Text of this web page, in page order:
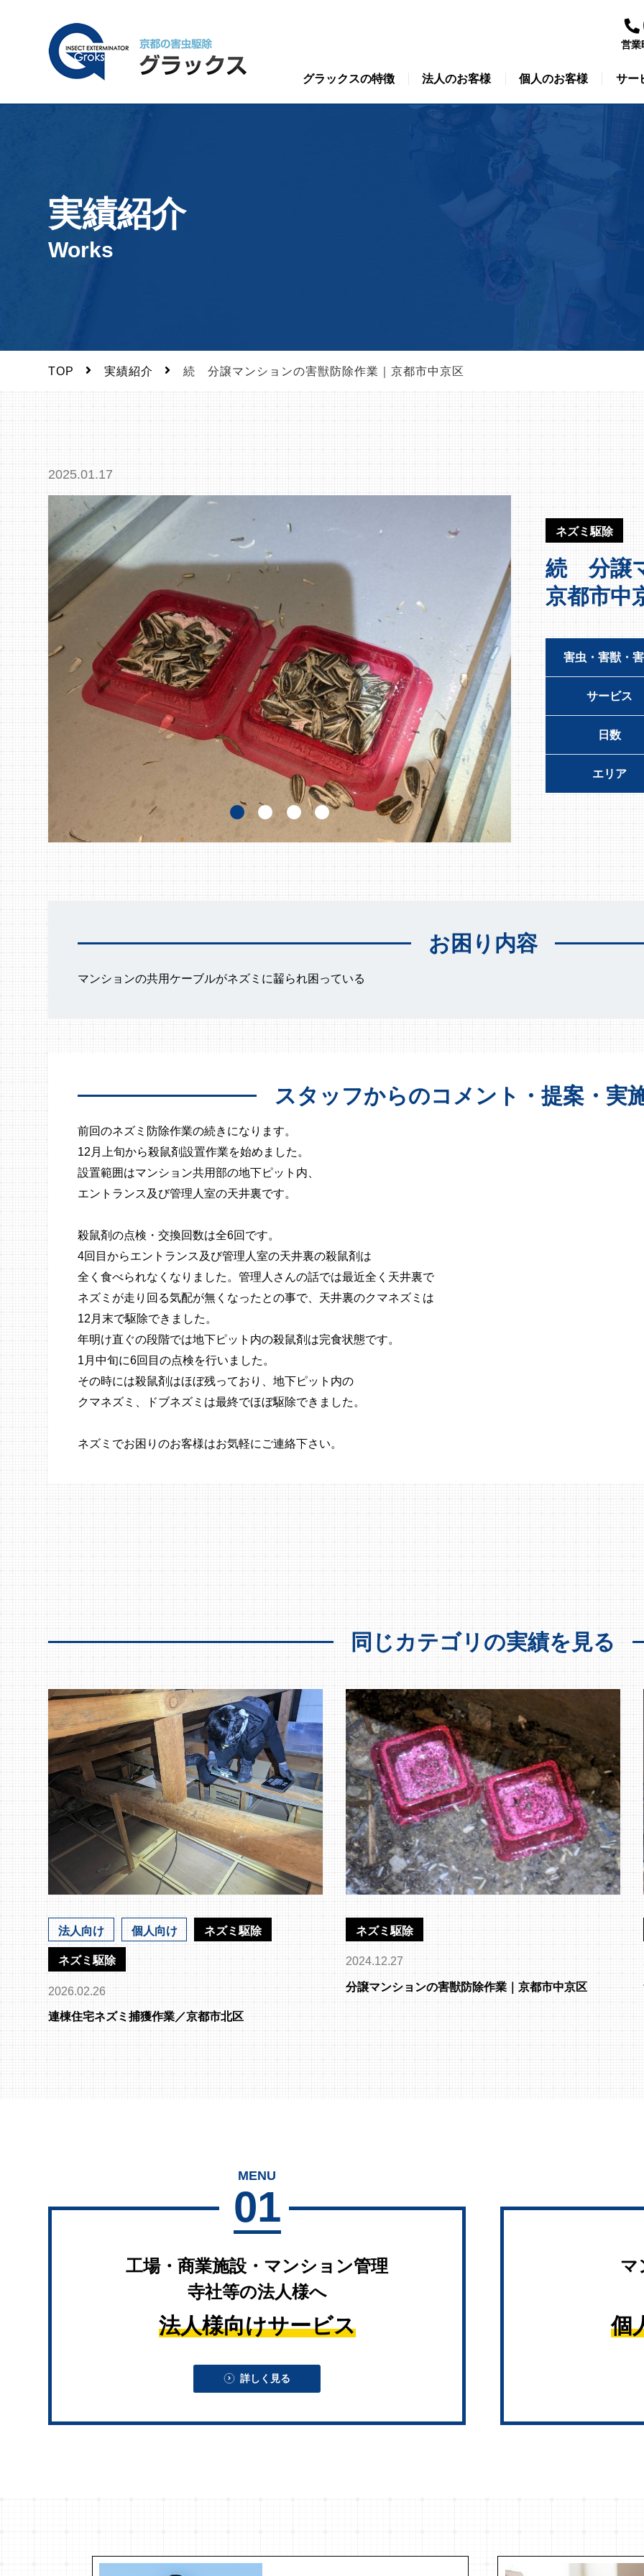
グラックスの特徴 法人のお客様 個人のお客様 サー
営業
実績紹介
Works
TOP 実績紹介 続 分譲マンションの害獣防除作業｜京都市中京区
2025.01.17
ネズミ駆除
続 分譲
京都市中
害虫・害獣・
サービス
日数
エリア
お困り内容
マンションの共用ケーブルがネズミに齧られ困っている
スタッフからのコメント・提案・ 実
前回のネズミ防除作業の続きになります。
12月上旬から殺鼠剤設置作業を始めました。
設置範囲はマンション共用部の地下ピット内、
エントランス及び管理人室の天井裏です。
殺鼠剤の点検・交換回数は全6回です。
4回目からエントランス及び管理人室の天井裏の殺鼠剤は
全く食べられなくなりました。管理人さんの話では最近全く天井裏で
ネズミが走り回る気配が無くなったとの事で、天井裏のクマネズミは
12月末で駆除できました。
年明け直ぐの段階では地下ピット内の殺鼠剤は完食状態です。
1月中旬に6回目の点検を行いました。
その時には殺鼠剤はほぼ残っており、地下ピット内の
クマネズミ、ドブネズミは最終でほぼ駆除できました。
ネズミでお困りのお客様はお気軽にご連絡下さい。
同じカテゴリの実績を見る
法人向け 個人向け ネズミ駆除
ネズミ駆除
2026.02.26
連棟住宅ネズミ捕獲作業／京都市北区
ネズミ駆除
2024.12.27
分譲マンションの害獣防除作業｜京都市中京区
MENU
01
工場・商業施設・マンション管理
寺社等の法人様へ
法人様向けサービス
詳しく見る
マ
個